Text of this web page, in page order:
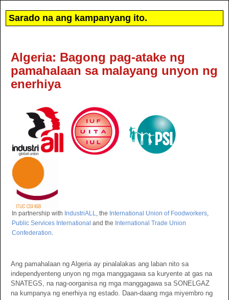
Sarado na ang kampanyang ito.
Algeria: Bagong pag-atake ng
pamahalaan sa malayang unyon ng
enerhiya
In partnership with IndustriALL, the International Union of Foodworkers,
Public Services International and the International Trade Union
Confederation.
Ang pamahalaan ng Algeria ay pinalalakas ang laban nito sa
independyenteng unyon ng mga manggagawa sa kuryente at gas na
SNATEGS, na nag-oorganisa ng mga manggagawa sa SONELGAZ
na kumpanya ng enerhiya ng estado. Daan-daang mga miyembro ng